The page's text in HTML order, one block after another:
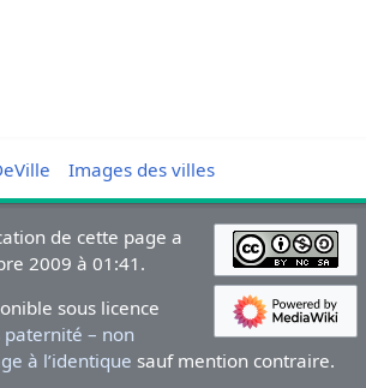
Images des villes
de cette page a
2009 à 01:41.
sous licence
– non
à l’identique sauf mention contraire.